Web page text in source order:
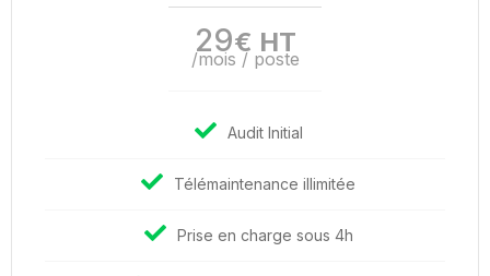
29€ HT
/mois / poste
Audit Initial
Télémaintenance illimitée
Prise en charge sous 4h